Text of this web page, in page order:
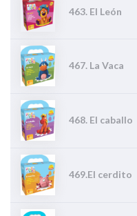
463. El León
467. La Vaca
468. El caballo
469.El cerdito